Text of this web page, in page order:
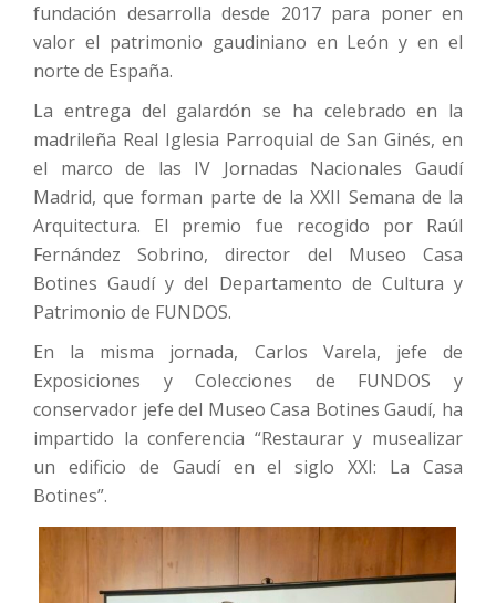
fundación desarrolla desde 2017 para poner en
valor el patrimonio gaudiniano en León y en el
norte de España.
La entrega del galardón se ha celebrado en la
madrileña Real Iglesia Parroquial de San Ginés, en
el marco de las IV Jornadas Nacionales Gaudí
Madrid, que forman parte de la XXII Semana de la
Arquitectura. El premio fue recogido por Raúl
Fernández Sobrino, director del Museo Casa
Botines Gaudí y del Departamento de Cultura y
Patrimonio de FUNDOS.
En la misma jornada, Carlos Varela, jefe de
Exposiciones y Colecciones de FUNDOS y
conservador jefe del Museo Casa Botines Gaudí, ha
impartido la conferencia “Restaurar y musealizar
un edificio de Gaudí en el siglo XXI: La Casa
Botines”.